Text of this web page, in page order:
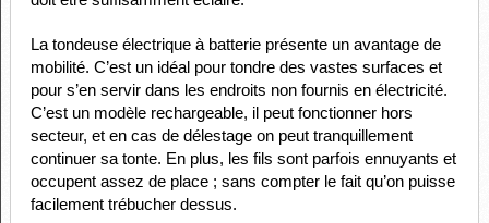
La tondeuse électrique à batterie présente un avantage de
mobilité. C’est un idéal pour tondre des vastes surfaces et
pour s’en servir dans les endroits non fournis en électricité.
C’est un modèle rechargeable, il peut fonctionner hors
secteur, et en cas de délestage on peut tranquillement
continuer sa tonte. En plus, les fils sont parfois ennuyants et
occupent assez de place ; sans compter le fait qu’on puisse
facilement trébucher dessus.